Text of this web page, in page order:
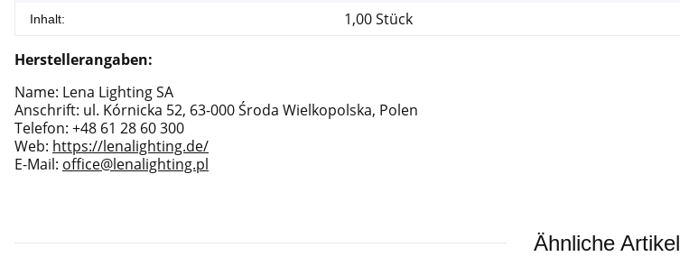
Inhalt: 1,00 Stück
Herstellerangaben:
Name: Lena Lighting SA
Anschrift: ul. Kórnicka 52, 63-000 Środa Wielkopolska, Polen
Telefon: +48 61 28 60 300
Web: https://lenalighting.de/
E-Mail: office@lenalighting.pl
Ähnliche Artikel